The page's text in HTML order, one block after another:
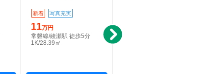
新着 写真充実
11万円
常磐線/綾瀬駅 徒歩5分
1K/28.39㎡
千代田線/綾瀬駅 徒歩5分